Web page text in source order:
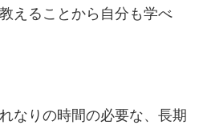
えることから自分も学べ
なりの時間の必要な、長期